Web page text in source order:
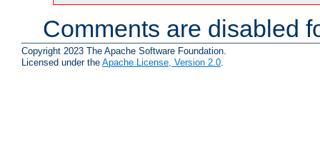
Comments are disabled
Copyright 2023 The Apache Software Foundation.
Licensed under the Apache License, Version 2.0